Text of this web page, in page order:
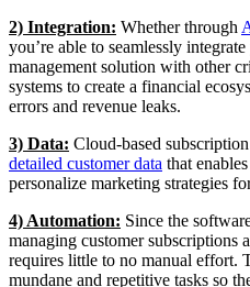
2) Integration: Whether through
you’re able to seamlessly
management solution with other
systems to create a financial
errors and revenue leaks.
3) Data: Cloud-based
detailed customer data that
personalize marketing strategies
4) Automation: Since the
managing customer subscriptions
requires little to no manual effort.
mundane and repetitive tasks so